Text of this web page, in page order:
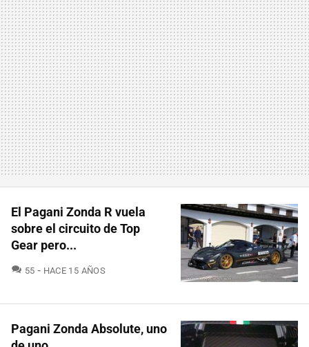
El Pagani Zonda R vuela
sobre el circuito de Top
Gear pero...
55 COMENTARIOS
HACE 15 AÑOS
Pagani Zonda Absolute, uno